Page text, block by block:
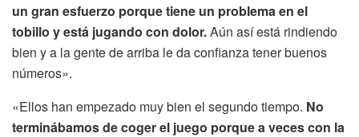
un gran esfuerzo porque tiene un problema en el
tobillo y está jugando con dolor.Aún así está rindiendo
bien y a la gente de arriba le da confianza tener buenos
números».
«Ellos han empezado muy bien el segundo tiempo. No
terminábamos de coger el juego porque a veces con la